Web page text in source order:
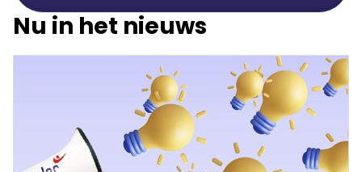
Nu in het nieuws